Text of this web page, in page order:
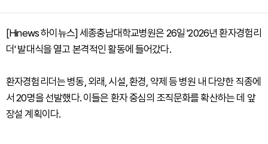
[Hinews 하이뉴스] 세종충남대학교병원은 26일 '2026년 환자경험리
더' 발대식을 열고 본격적인 활동에 들어갔다.
환자경험리더는 병동, 외래, 시설, 환경, 약제 등 병원 내 다양한 직종에
서 20명을 선발했다. 이들은 환자 중심의 조직문화를 확산하는 데 앞
장설 계획이다.